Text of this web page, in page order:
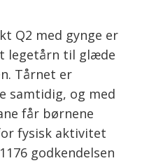
Q2 med gynge er
legetårn til glæde
Tårnet er
samtidig, og med
får børnene
fysisk aktivitet
godkendelsen